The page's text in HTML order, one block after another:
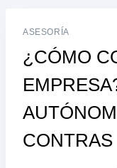
ASESORÍA
¿CÓMO
CONTRAS